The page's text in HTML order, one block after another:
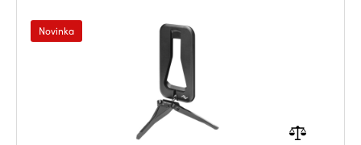
Novinka